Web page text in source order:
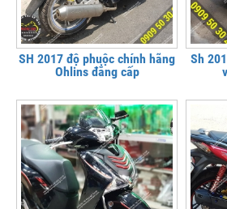
SH 2017 độ phuộc chính hãng
Ohlins đẳng cấp
Sh